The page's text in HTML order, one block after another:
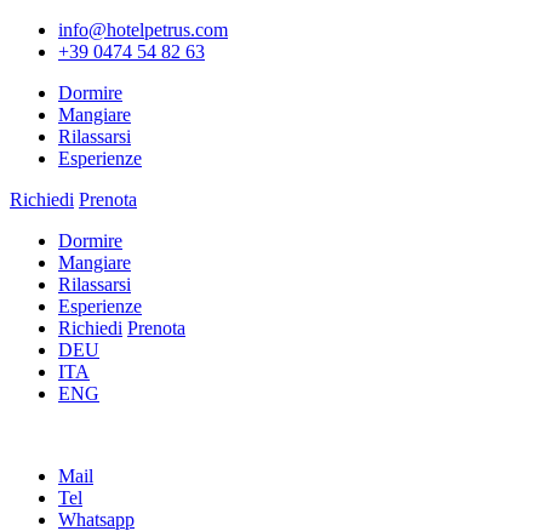
info@hotelpetrus.com
+39 0474 54 82 63
Dormire
Mangiare
Rilassarsi
Esperienze
Richiedi Prenota
Dormire
Mangiare
Rilassarsi
Esperienze
Richiedi Prenota
DEU
ITA
ENG
Mail
Tel
Whatsapp